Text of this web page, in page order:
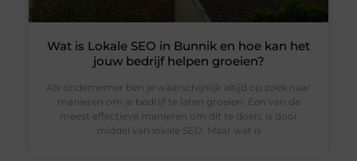
Wat is Lokale SEO in Bunnik en hoe kan het
jouw bedrijf helpen groeien?
Als ondernemer ben je waarschijnlijk altijd op zoek naar
manieren om je bedrijf te laten groeien. Een van de
meest effectieve manieren om dit te doen, is door
middel van lokale SEO. Maar wat is